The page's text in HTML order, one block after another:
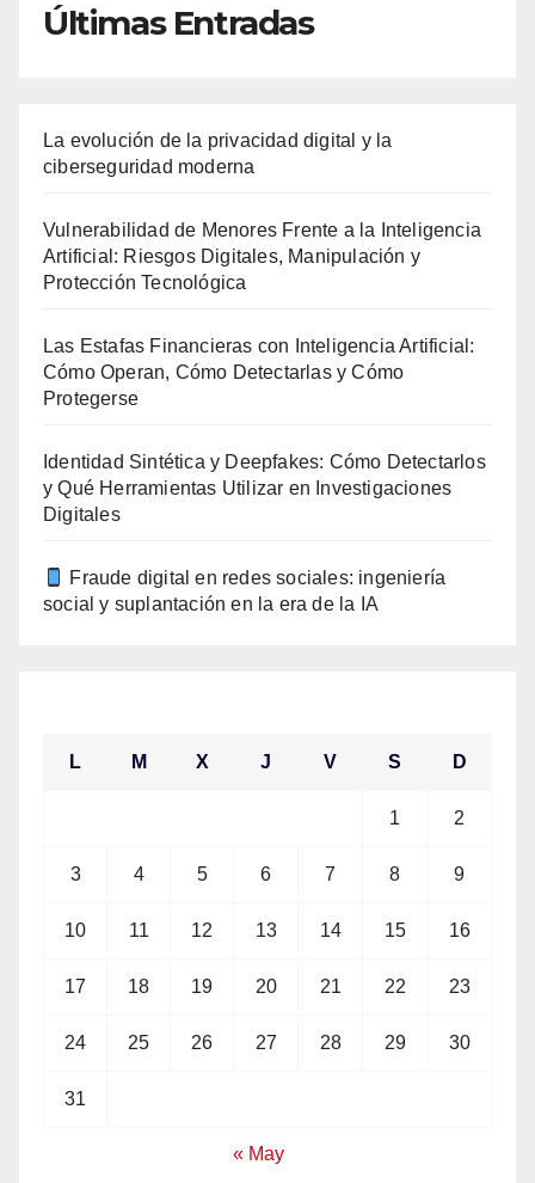
Últimas Entradas
La evolución de la privacidad digital y la
ciberseguridad moderna
Vulnerabilidad de Menores Frente a la Inteligencia
Artificial: Riesgos Digitales, Manipulación y
Protección Tecnológica
Las Estafas Financieras con Inteligencia Artificial:
Cómo Operan, Cómo Detectarlas y Cómo
Protegerse
Identidad Sintética y Deepfakes: Cómo Detectarlos
y Qué Herramientas Utilizar en Investigaciones
Digitales
Fraude digital en redes sociales: ingeniería
social y suplantación en la era de la IA
L M X J V S D
1 2
3 4 5 6 7 8 9
10 11 12 13 14 15 16
17 18 19 20 21 22 23
24 25 26 27 28 29 30
31
« May